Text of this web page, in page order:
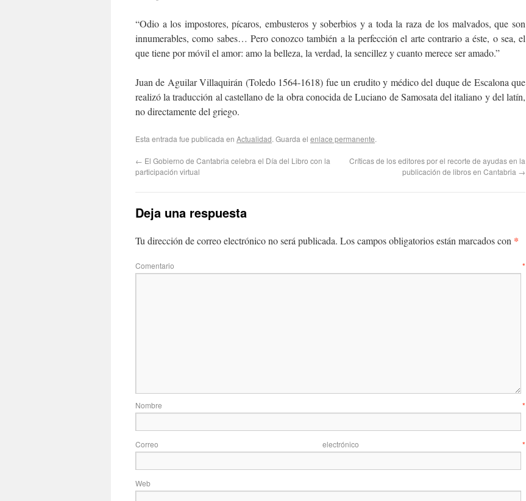
“Odio a los impostores, pícaros, embusteros y soberbios y a toda la raza de los malvados, que son
innumerables, como sabes… Pero conozco también a la perfección el arte contrario a éste, o sea, el
que tiene por móvil el amor: amo la belleza, la verdad, la sencillez y cuanto merece ser amado.”
Juan de Aguilar Villaquirán (Toledo 1564-1618) fue un erudito y médico del duque de Escalona que
realizó la traducción al castellano de la obra conocida de Luciano de Samosata del italiano y del latín,
no directamente del griego.
Esta entrada fue publicada en Actualidad. Guarda el enlace permanente.
← El Gobierno de Cantabria celebra el Día del Libro con la
participación virtual
Críticas de los editores por el recorte de ayudas en la
publicación de libros en Cantabria →
Deja una respuesta
Tu dirección de correo electrónico no será publicada. Los campos obligatorios están marcados con *
Comentario *
Nombre *
Correo electrónico *
Web